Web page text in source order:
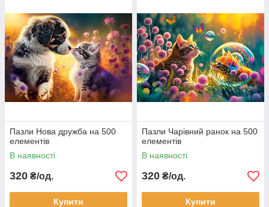
Пазли Нова дружба на 500
елементів
В наявності
320 ₴/од.
Купити
Пазли Чарівний ранок на 500
елементів
В наявності
320 ₴/од.
Купити